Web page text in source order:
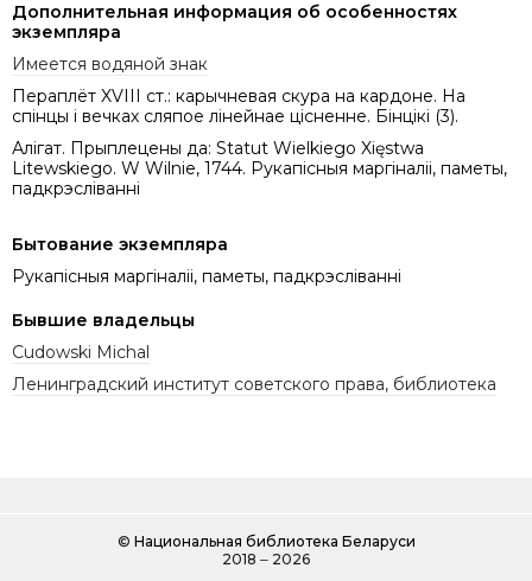
Дополнительная информация об особенностях
экземпляра
Имеется водяной знак
Пераплёт XVIII ст.: карычневая cкура на кардоне. На
спінцы і вечках сляпое лінейнае цісненне. Бінцікі (3).
Алігат. Прыплецены да: Statut Wielkiego Xięstwa
Litewskiego. W Wilnie, 1744. Рукапісныя маргіналіі, паметы,
падкрэсліванні
Бытование экземпляра
Рукапісныя маргіналіі, паметы, падкрэсліванні
Бывшие владельцы
Cudowski Michal
Ленинградский институт советского права, библиотека
© Национальная библиотека Беларуси
2018 ‒ 2026